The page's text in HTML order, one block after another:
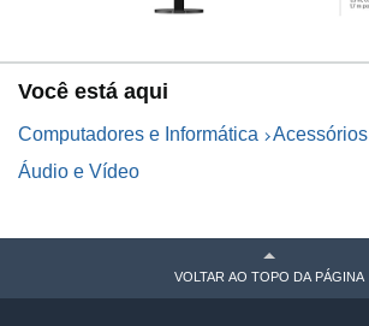
Você está aqui
Computadores e Informática Acessórios
Áudio e Vídeo
VOLTAR AO TOPO DA PÁGINA